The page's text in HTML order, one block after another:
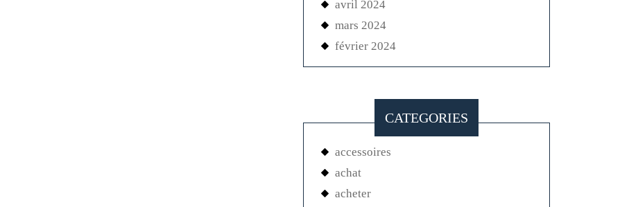
avril 2024
mars 2024
février 2024
CATEGORIES
accessoires
achat
acheter